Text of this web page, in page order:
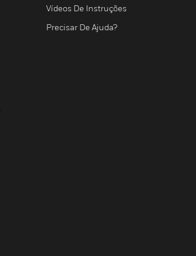
Vídeos De Instruções
Precisar De Ajuda?